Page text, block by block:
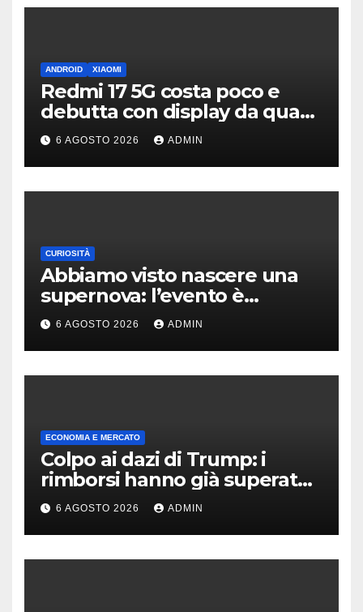
ANDROID XIAOMI
Redmi 17 5G costa poco e
debutta con display da quasi
7 pollici e batteria enorme
6 AGOSTO 2026 ADMIN
CURIOSITÀ
Abbiamo visto nascere una
supernova: l’evento è
rarissimo
6 AGOSTO 2026 ADMIN
ECONOMIA E MERCATO
Colpo ai dazi di Trump: i
rimborsi hanno già superato i
100 miliardi di dollari
6 AGOSTO 2026 ADMIN